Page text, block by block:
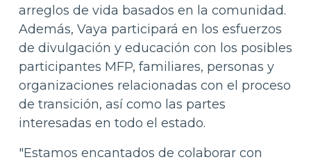
arreglos de vida basados en la comunidad.
Además, Vaya participará en los esfuerzos
de divulgación y educación con los posibles
participantes MFP, familiares, personas y
organizaciones relacionadas con el proceso
de transición, así como las partes
interesadas en todo el estado.
"Estamos encantados de colaborar con